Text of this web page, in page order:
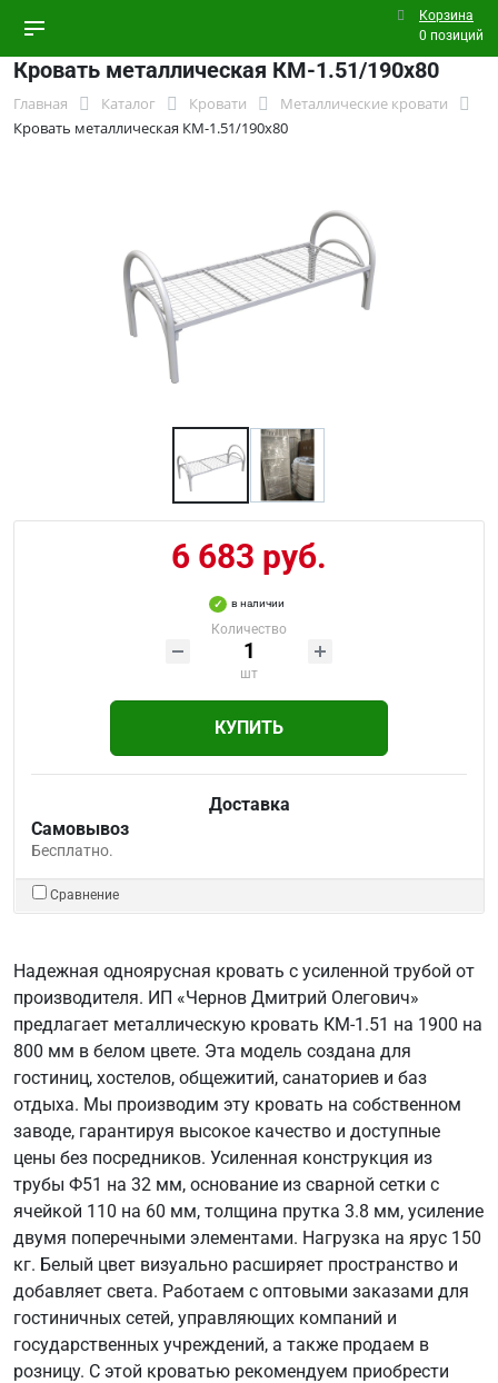
Корзина
0 позиций
Кровать металлическая КМ-1.51/190х80
Главная Каталог Кровати
Металлические кровати
Кровать металлическая КМ-1.51/190х80
6 683 руб.
в наличии
Количество
шт
КУПИТЬ
Доставка
Самовывоз
Бесплатно.
Сравнение
Надежная одноярусная кровать с усиленной трубой от
производителя. ИП «Чернов Дмитрий Олегович»
предлагает металлическую кровать КМ-1.51 на 1900 на
800 мм в белом цвете. Эта модель создана для
гостиниц, хостелов, общежитий, санаториев и баз
отдыха. Мы производим эту кровать на собственном
заводе, гарантируя высокое качество и доступные
цены без посредников. Усиленная конструкция из
трубы Ф51 на 32 мм, основание из сварной сетки с
ячейкой 110 на 60 мм, толщина прутка 3.8 мм, усиление
двумя поперечными элементами. Нагрузка на ярус 150
кг. Белый цвет визуально расширяет пространство и
добавляет света. Работаем с оптовыми заказами для
гостиничных сетей, управляющих компаний и
государственных учреждений, а также продаем в
розницу. С этой кроватью рекомендуем приобрести